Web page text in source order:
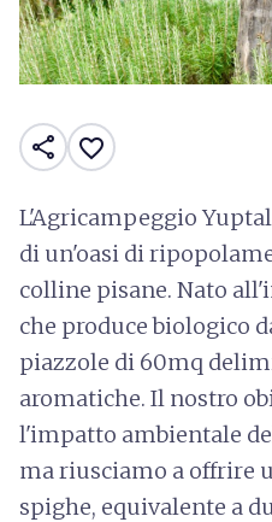
share favorite_border
L'Agricampeggio
di un'oasi di
colline pisane. Nato
che produce biologico
piazzole di 60mq
aromatiche. Il nostro
l'impatto ambientale
ma riusciamo a offrire
spighe, equivalente a